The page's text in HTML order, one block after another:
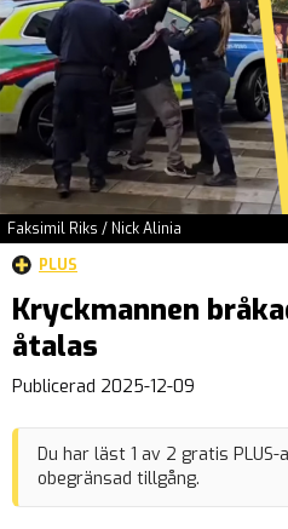
Faksimil Riks / Nick Alinia
PLUS
Kryckmannen
åtalas
Publicerad 2025-12-09
Du har läst 1 av 2 gratis PLUS-
obegränsad tillgång.